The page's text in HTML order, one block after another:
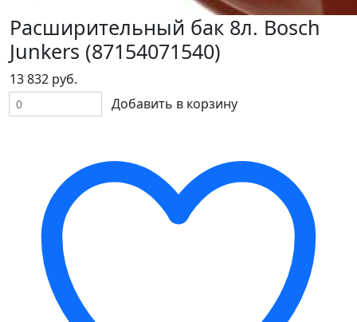
Расширительный бак 8л. Bosch
Junkers (87154071540)
13 832 руб.
Добавить в корзину